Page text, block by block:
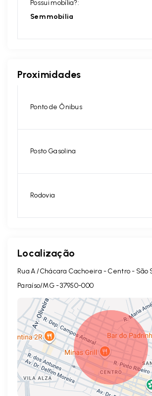
Possui mobília?:
Sem mobília
Proximidades
Ponto de Ônibus
Posto Gasolina
Rodovia
Localização
Rua A /Chácara Cachoeira - Centro - São
Paraíso/MG- 37950-000